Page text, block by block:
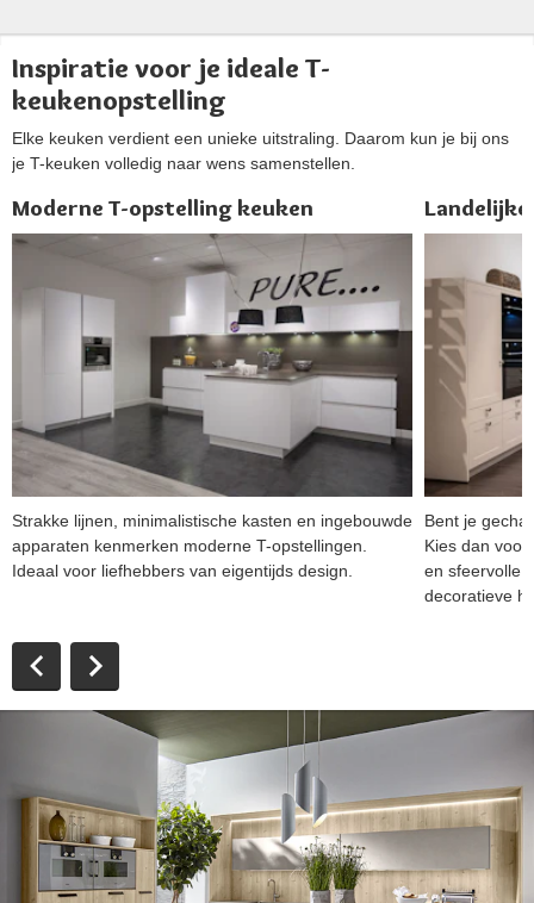
Inspiratie voor je ideale T-
keukenopstelling
Elke keuken verdient een unieke uitstraling. Daarom kun je bij ons
je T-keuken volledig naar wens samenstellen.
Moderne T-opstelling keuken
Strakke lijnen, minimalistische kasten en ingebouwde
apparaten kenmerken moderne T-opstellingen.
Ideaal voor liefhebbers van eigentijds design.
Bent je
Kies dan
en sfeervolle
decoratieve